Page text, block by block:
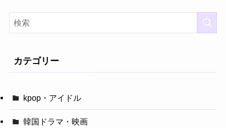
カテゴリー
kpop・アイドル
韓国ドラマ・映画